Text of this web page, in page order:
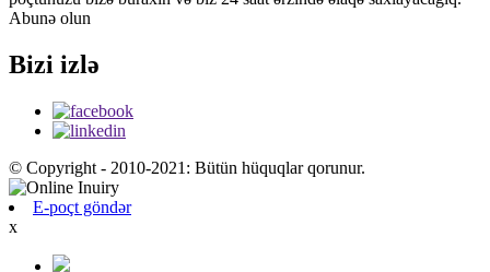
Abunə olun
Bizi izlə
© Copyright - 2010-2021: Bütün hüquqlar qorunur.
E-poçt göndər
x